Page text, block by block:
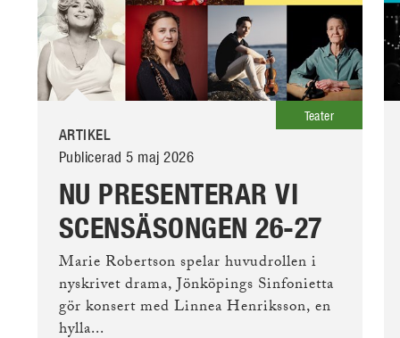
Teater
ARTIKEL
Publicerad 5 maj 2026
NU PRESENTERAR VI
SCENSÄSONGEN 26-27
Marie Robertson spelar huvudrollen i
nyskrivet drama, Jönköpings Sinfonietta
gör konsert med Linnea Henriksson, en
hylla...